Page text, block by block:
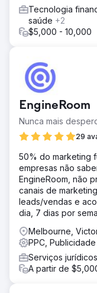
Ir
Tecnologia
saúde +2
$5,000 - 10,000
EngineRoom
Nunca mais
29
50% do marketing
empresas não
EngineRoom, não
canais de
leads/vendas e
dia, 7 dias por
Melbourne,
PPC,
Serviços
A partir de